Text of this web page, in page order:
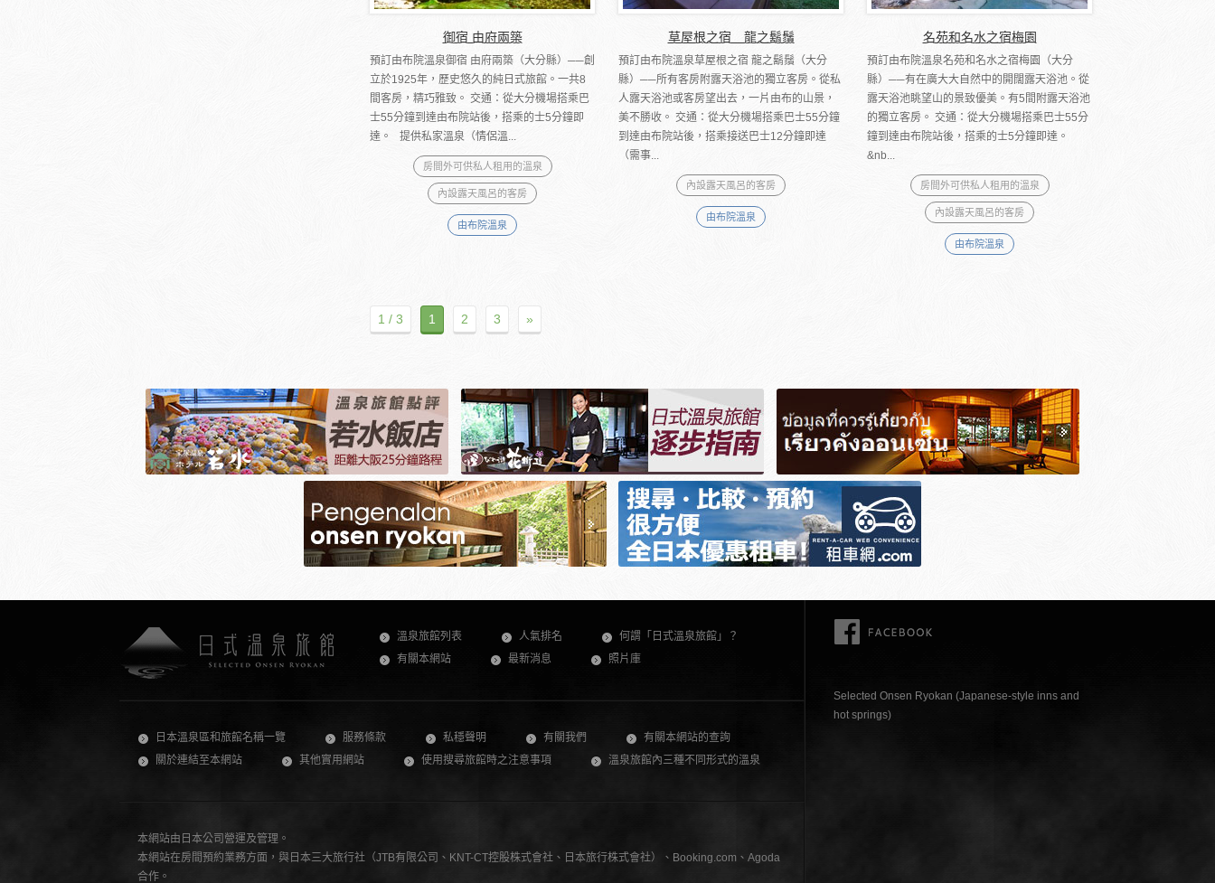
御宿 由府兩築
預訂由布院溫泉御宿 由府兩築（大分縣）──創
立於1925年，歷史悠久的純日式旅館。一共8
間客房，精巧雅致。 交通：從大分機場搭乘巴
士55分鐘到達由布院站後，搭乘的士5分鐘即
達。 提供私家溫泉（情侶溫...
房間外可供私人租用的溫泉
內設露天風呂的客房
由布院溫泉
草屋根之宿 龍之鬍鬚
預訂由布院溫泉草屋根之宿 龍之鬍鬚（大分
縣）──所有客房附露天浴池的獨立客房。從私
人露天浴池或客房望出去，一片由布的山景，
美不勝收。 交通：從大分機場搭乘巴士55分鐘
到達由布院站後，搭乘接送巴士12分鐘即達
（需事...
內設露天風呂的客房
由布院溫泉
名苑和名水之宿梅園
預訂由布院溫泉名苑和名水之宿梅園（大分
縣）──有在廣大大自然中的開闊露天浴池。從
露天浴池眺望山的景致優美。有5間附露天浴池
的獨立客房。 交通：從大分機場搭乘巴士55分
鐘到達由布院站後，搭乘的士5分鐘即達。
&nb...
房間外可供私人租用的溫泉
內設露天風呂的客房
由布院溫泉
1 / 3 1 2 3 »
Selected Onsen Ryokan (Japanese-style inns and
hot springs)
溫泉旅館列表 人氣排名
何謂「日式溫泉旅館」？
有關本網站
最新消息 照片庫
日本溫泉區和旅館名稱一覽 服務條款 私穩聲明 有關我們
有關本網站的查詢
關於連結至本網站
其他實用網站 使用搜尋旅館時之注意事項 溫泉旅館內三種不同形式的溫泉
本網站由日本公司營運及管理。
本網站在房間預約業務方面，與日本三大旅行社（JTB有限公司、KNT-CT控股株式會社、日本旅行株式會社）、Booking.com、Agoda
合作。